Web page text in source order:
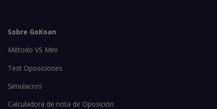
Sobre GoKoan
Método VS Mini
Test Oposiciones
Simulacros
Calculadora de nota de Oposición